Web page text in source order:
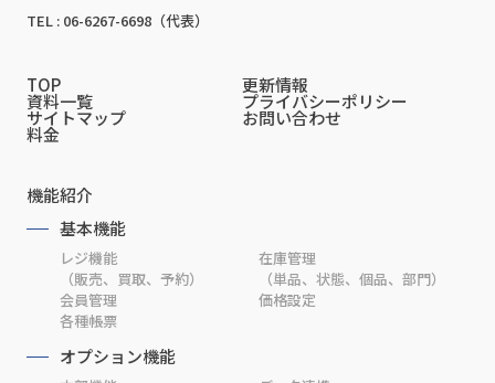
TEL : 06-6267-6698（代表）
TOP 更新情報
資料一覧 プライバシーポリシー
サイトマップ お問い合わせ
料金
機能紹介
基本機能
レジ機能
（販売、買取、予約）
在庫管理
（単品、状態、個品、部門）
会員管理
価格設定
各種帳票
オプション機能